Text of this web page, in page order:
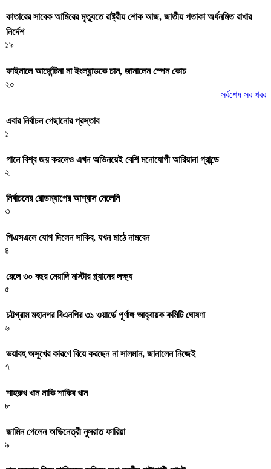
কাতারের সাবেক আমিরের মৃত্যুতে রাষ্ট্রীয় শোক আজ, জাতীয় পতাকা অর্ধনমিত রাখার
নির্দেশ
১৯
ফাইনালে আর্জেন্টিনা না ইংল্যান্ডকে চান, জানালেন স্পেন কোচ
২০
সর্বশেষ সব খবর
এবার নির্বাচন পেছানোর প্রস্তাব
১
গানে বিশ্ব জয় করলেও এখন অভিনয়েই বেশি মনোযোগী আরিয়ানা গ্রান্ডে
২
নির্বাচনের রোডম্যাপের আশ্বাস মেলেনি
৩
পিএসএলে যোগ দিলেন সাকিব, যখন মাঠে নামবেন
৪
রেলে ৩০ বছর মেয়াদি মাস্টার প্ল্যানের লক্ষ্য
৫
চট্টগ্রাম মহানগর বিএনপির ৩১ ওয়ার্ডে পূর্ণাঙ্গ আহ্বায়ক কমিটি ঘোষণা
৬
ভয়াবহ অসুখের কারণে বিয়ে করছেন না সালমান, জানালেন নিজেই
৭
শাহরুখ খান নাকি শাকিব খান
৮
জামিন পেলেন অভিনেত্রী নুসরাত ফারিয়া
৯